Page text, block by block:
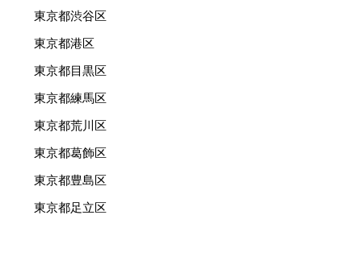
東京都渋谷区
東京都港区
東京都目黒区
東京都練馬区
東京都荒川区
東京都葛飾区
東京都豊島区
東京都足立区